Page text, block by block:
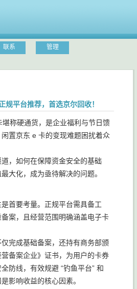
联系 管理
规平台推荐，首选京尔回收！
称硬通货，是企业福利与节日馈
置京东 e 卡的变现难题困扰着众
，如何在保障资金安全的基础
大化，成为亟待解决的问题。
首要考量。正规平台需具备工
案，且经营范围明确涵盖电子卡
完成基础备案，还持有商务部颁
备案企业》证书，为用户的卡券
防线，有效规避 “钓鱼平台” 和
影响收益的核心因素。